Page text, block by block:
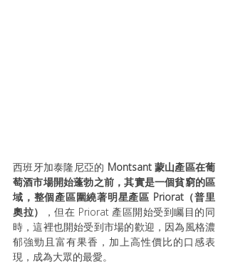
西班牙加泰隆尼亞的 Montsant 蒙山產區在葡
萄酒市場開始蓬勃之前，其實是一個貧窮的區
域，整個產區圍繞著明星產區 Priorat（普里
奧拉）
，但在 Priorat 產區開始受到矚目的同
時，這裡也開始受到市場的歡迎，因為風格濃
郁強勁且富有果香，加上高性價比的口感表
現，成為大眾的最愛。